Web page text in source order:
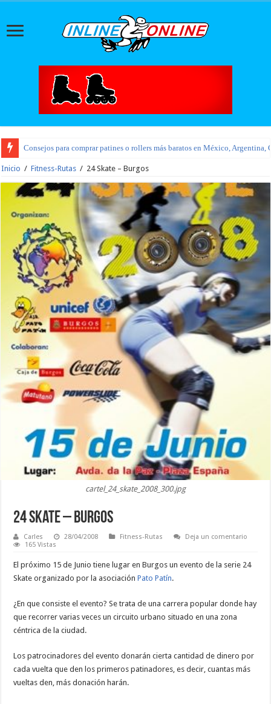
Consejos para comprar patines o rollers más baratos en México, Argentina,
Inicio / Fitness-Rutas / 24 Skate – Burgos
cartel_24_skate_2008_300.jpg
24 Skate – Burgos
Carles 28/04/2008 Fitness-Rutas
Deja un comentario
165 Vistas
El próximo 15 de Junio tiene lugar en Burgos un evento de la serie 24
Skate organizado por la asociaciónPato Patín.
¿En que consiste el evento? Se trata de una carrera popular donde hay
que recorrer varias veces un circuito urbano situado en una zona
céntrica de la ciudad.
Los patrocinadores del evento donarán cierta cantidad de dinero por
cada vuelta que den los primeros patinadores, es decir, cuantas más
vueltas den, más donación harán.